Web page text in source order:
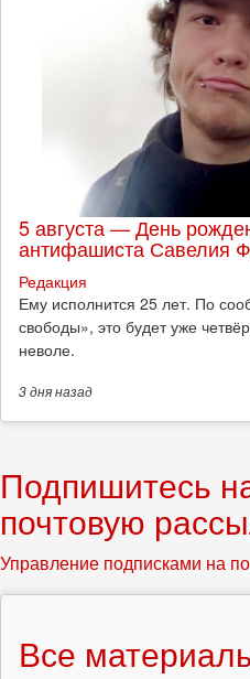
5 августа — День
антифашиста Савелия
Редакция
Ему исполнится 25 лет. По
свободы», это будет уже
неволе.
3 дняназад
Подпишитесь
почтовую
Управление подписками на
Все